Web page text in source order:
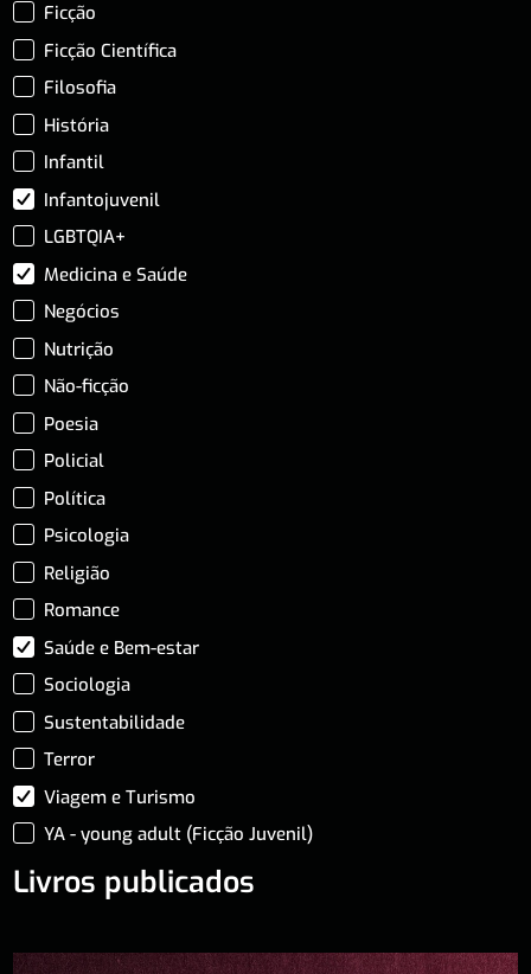
Ficção
Ficção Científica
Filosofia
História
Infantil
Infantojuvenil
LGBTQIA+
Medicina e Saúde
Negócios
Nutrição
Não-ficção
Poesia
Policial
Política
Psicologia
Religião
Romance
Saúde e Bem-estar
Sociologia
Sustentabilidade
Terror
Viagem e Turismo
YA - young adult (Ficção Juvenil)
Livros publicados